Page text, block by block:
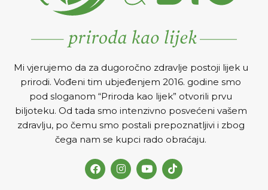
Mi vjerujemo da za dugoročno zdravlje postoji lijek u
prirodi. Vođeni tim ubjeđenjem 2016. godine smo
pod sloganom “Priroda kao lijek” otvorili prvu
biljoteku. Od tada smo intenzivno posvećeni vašem
zdravlju, po čemu smo postali prepoznatljivi i zbog
čega nam se kupci rado obraćaju.